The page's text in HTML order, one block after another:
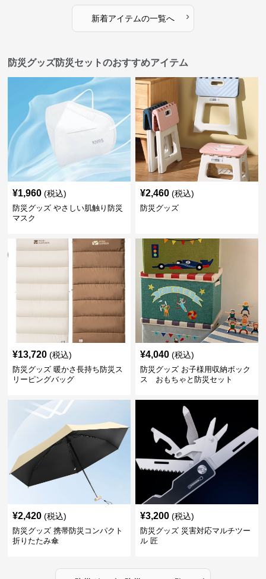
新着アイテムの一覧へ ›
防災グッズ防災セットのおすすめアイテム
¥1,960 (税込)
防災グッズ やさしい肌触り防災
マスク
¥2,460 (税込)
防災グッズ
¥13,720 (税込)
防災グッズ 暖かさ長持ち防災ス
リーピングバッグ
¥4,040 (税込)
防災グッズ お子様用収納ボック
ス おもちゃと防災セット
¥2,420 (税込)
防災グッズ 携帯防災コンパクト
折りたたみ傘
¥3,200 (税込)
防災グッズ 災害対応マルチツー
ル 匠